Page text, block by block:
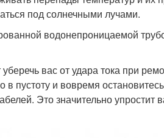
под солнечными лучами.
водонепроницаемой
вас от удара тока при
в пустоту и вовремя
Это значительно упростит